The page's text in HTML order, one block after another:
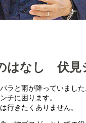
はなし 伏
ラと雨が降っていました
チに困ります。
行きたくありません。